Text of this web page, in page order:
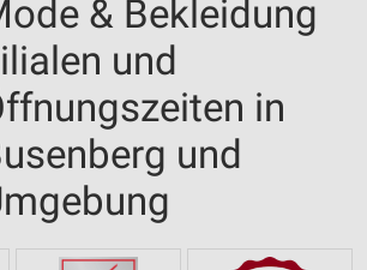
& Bekleidung
und
in
und